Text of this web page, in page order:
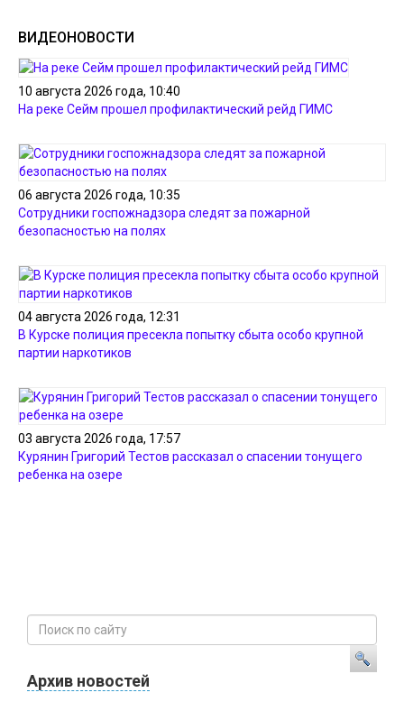
ВИДЕОНОВОСТИ
10 августа 2026 года, 10:40
На реке Сейм прошел профилактический рейд ГИМС
06 августа 2026 года, 10:35
Сотрудники госпожнадзора следят за пожарной
безопасностью на полях
04 августа 2026 года, 12:31
В Курске полиция пресекла попытку сбыта особо крупной
партии наркотиков
03 августа 2026 года, 17:57
Курянин Григорий Тестов рассказал о спасении тонущего
ребенка на озере
Архив новостей